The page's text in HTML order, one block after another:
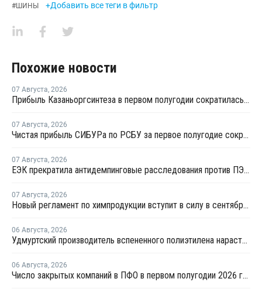
#ШИНЫ +Добавить все теги в фильтр
Похожие новости
07 Августа, 2026
Прибыль Казаньоргсинтеза в первом полугодии сократилась более чем в 2 раза
07 Августа, 2026
Чистая прибыль СИБУРа по РСБУ за первое полугодие сократилась в 3,6 раза
07 Августа, 2026
ЕЭК прекратила антидемпинговые расследования против ПЭ и ПП из Азербайджана и Туркменистана
07 Августа, 2026
Новый регламент по химпродукции вступит в силу в сентябре 2027 года
06 Августа, 2026
Удмуртский производитель вспененного полиэтилена нарастит выпуск на 15%
06 Августа, 2026
Число закрытых компаний в ПФО в первом полугодии 2026 года вдвое превысило число новых